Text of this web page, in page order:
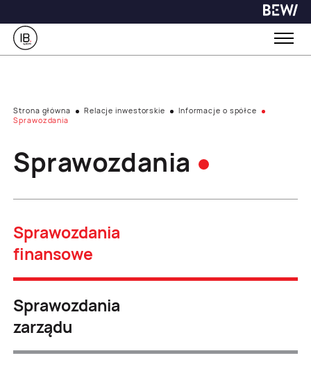
Strona główna Relacje inwestorskie
Informacje o spółce
Sprawozdania
Sprawozdania
Sprawozdania
finansowe
Sprawozdania
zarządu